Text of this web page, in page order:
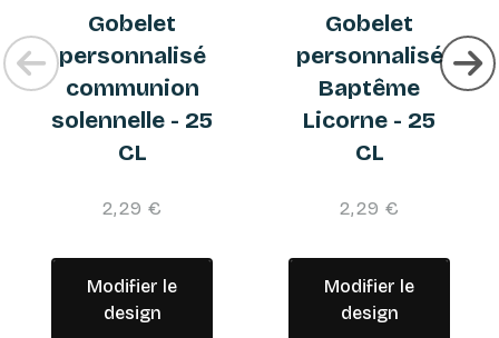
Gobelet
personnalisé
communion
solennelle - 25
CL
2,29 €
Modifier le
design
Gobelet
personnalisé
Baptême
Licorne - 25
CL
2,29 €
Modifier le
design